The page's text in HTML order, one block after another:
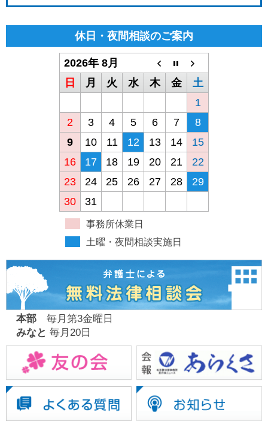
休日・夜間相談のご案内
2026年 8月
日
月 火 水 木 金
土
1
2
3 4 5 6 7
8
9
10 11 12 13 14
15
16
17 18 19 20 21
22
23
24 25 26 27 28
29
30
31
事務所休業日
土曜・夜間相談実施日
本部毎月第3金曜日
みなと 毎月20日